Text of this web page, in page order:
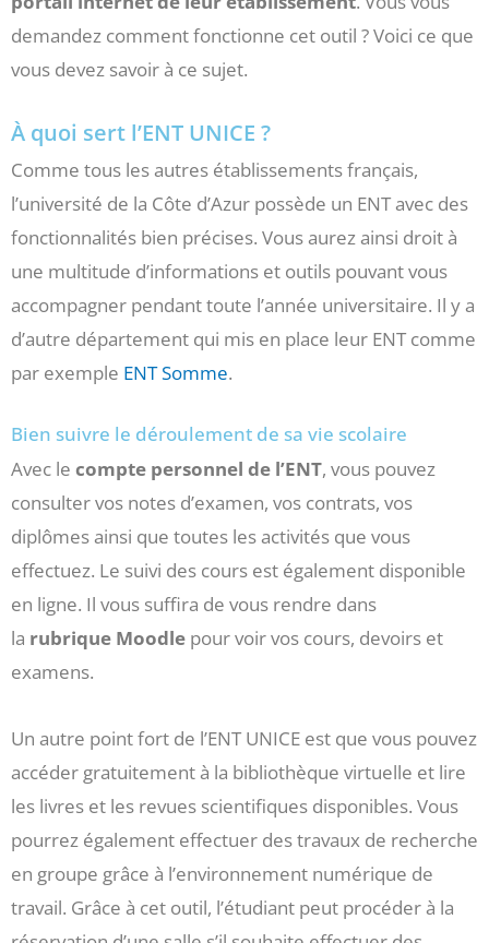
demandez comment fonctionne cet outil ? Voici ce que
vous devez savoir à ce sujet.
À quoi sert l’ENT UNICE ?
Comme tous les autres établissements français,
l’université de la Côte d’Azur possède un ENT avec des
fonctionnalités bien précises. Vous aurez ainsi droit à
une multitude d’informations et outils pouvant vous
accompagner pendant toute l’année universitaire. Il y a
d’autre département qui mis en place leur ENT comme
par exemple ENT Somme.
Bien suivre le déroulement de sa vie scolaire
Avec le compte personnel de l’ENT, vous pouvez
consulter vos notes d’examen, vos contrats, vos
diplômes ainsi que toutes les activités que vous
effectuez. Le suivi des cours est également disponible
en ligne. Il vous suffira de vous rendre dans
la rubrique Moodle pour voir vos cours, devoirs et
examens.
Un autre point fort de l’ENT UNICE est que vous pouvez
accéder gratuitement à la bibliothèque virtuelle et lire
les livres et les revues scientifiques disponibles. Vous
pourrez également effectuer des travaux de recherche
en groupe grâce à l’environnement numérique de
travail. Grâce à cet outil, l’étudiant peut procéder à la